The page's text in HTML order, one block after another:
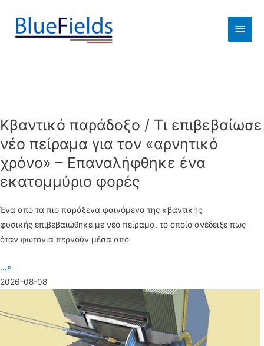
Κβαντικό παράδοξο / Τι επιβεβαίωσε
νέο πείραμα για τον «αρνητικό
χρόνο» – Επαναλήφθηκε ένα
εκατομμύριο φορές
Ένα από τα πιο παράξενα φαινόμενα της κβαντικής
φυσικής επιβεβαιώθηκε με νέο πείραμα, το οποίο ανέδειξε πως
όταν φωτόνια περνούν μέσα από
...»
2026-08-08